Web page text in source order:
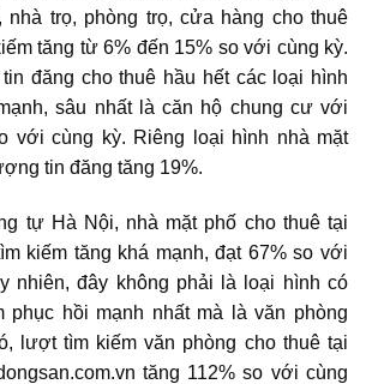
nhà trọ, phòng trọ, cửa hàng cho thuê
tăng từ 6% đến 15% so với cùng kỳ.
đăng cho thuê hầu hết các loại hình
sâu nhất là căn hộ chung cư với
với cùng kỳ. Riêng loại hình nhà mặt
tin đăng tăng 19%.
tự Hà Nội, nhà mặt phố cho thuê tại
kiếm tăng khá mạnh, đạt 67% so với
nhiên, đây không phải là loại hình có
phục hồi mạnh nhất mà là văn phòng
lượt tìm kiếm văn phòng cho thuê tại
tăng 112% so với cùng